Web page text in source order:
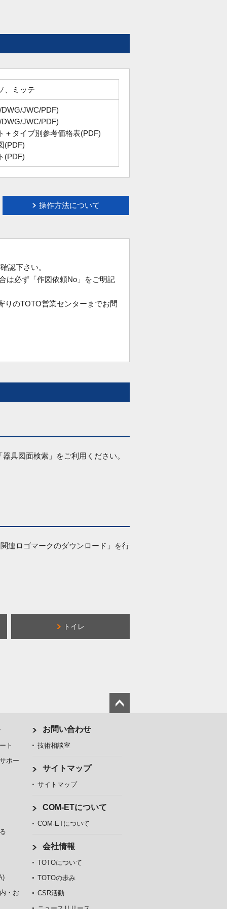
、ミッテ
JWC/PDF)
JWC/PDF)
＋タイプ別参考価格表(PDF)
(PDF)
(PDF)
操作方法について
認下さい。
は必ず「作図依頼No」をご明記
りのTOTO営業センターまでお問
具図面検索」をご利用ください。
連ロゴマークのダウンロード」を行
トイレ
ト
ポー
・お
お問い合わせ
技術相談室
サイトマップ
サイトマップ
COM-ETについて
COM-ETについて
会社情報
TOTOについて
TOTOの歩み
CSR活動